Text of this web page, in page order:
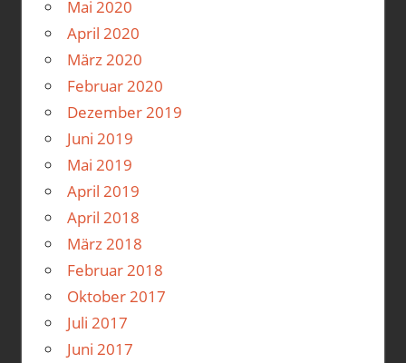
Mai 2020
April 2020
März 2020
Februar 2020
Dezember 2019
Juni 2019
Mai 2019
April 2019
April 2018
März 2018
Februar 2018
Oktober 2017
Juli 2017
Juni 2017